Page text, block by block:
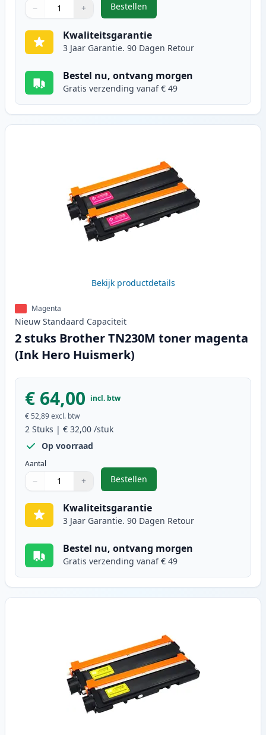
Gebruik de knoppen om aan te passen
− +
1
Bestellen
,2 stuks Brother TN230C toner
Kwaliteitsgarantie
3 Jaar Garantie. 90 Dagen Retour
Bestel nu, ontvang morgen
Gratis verzending vanaf € 49
Bekijk productdetails
Magenta
Nieuw Standaard Capaciteit
2 stuks Brother TN230M toner magenta
(Ink Hero Huismerk)
€ 64,00 incl. btw
€ 52,89excl. btw
2 Stuks | € 32,00 /stuk
Op voorraad
Aantal
Gebruik de knoppen om aan te passen
− +
1
Bestellen
,2 stuks Brother TN230M toner
Kwaliteitsgarantie
3 Jaar Garantie. 90 Dagen Retour
Bestel nu, ontvang morgen
Gratis verzending vanaf € 49